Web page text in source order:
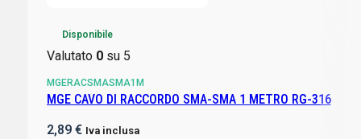
Disponibile
Valutato 0su 5
MGERACSMASMA1M
MGE CAVO DI RACCORDO SMA-SMA 1 METRO RG-316
2,89 € Iva inclusa